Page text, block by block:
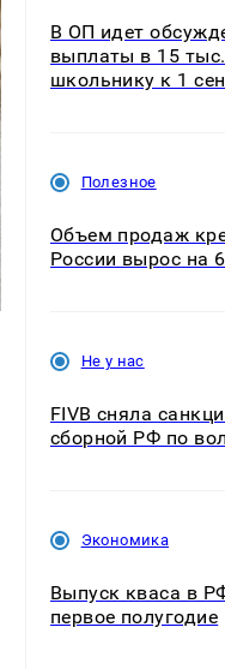
В ОП идет
выплаты в 15
школьнику к 1
Полезное
Объем продаж
России вырос на
Не у нас
FIVB сняла
сборной РФ по
Экономика
Выпуск кваса в
первое полугодие